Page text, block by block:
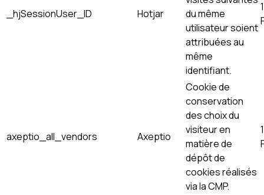
_hjSessionUser_ID Hotjar
du même
utilisateur soient
attribuées au
même
identifiant.
axeptio_all_vendors Axeptio
Cookie de
conservation
des choix du
visiteur en
matière de
dépôt de
cookies réalisés
via la CMP.